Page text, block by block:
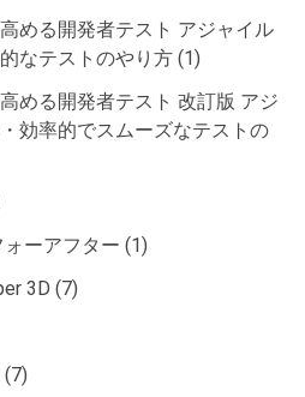
める開発者テスト アジャイル
なテストのやり方 (1)
める開発者テスト 改訂版 アジ
効率的でスムーズなテストの
ーアフター (1)
3D (7)
(7)